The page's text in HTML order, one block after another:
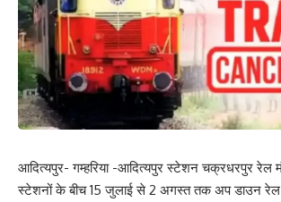
आदित्यपुर- गम्हरिया -आदित्यपुर स्टेशन चक्रधरपुर
स्टेशनों के बीच 15 जुलाई से 2 अगस्त तक अप डाउन